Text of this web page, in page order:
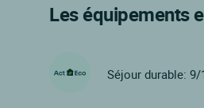
Les équipements
Séjour durable: 9/